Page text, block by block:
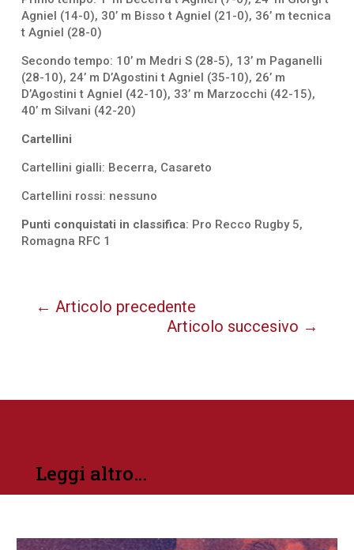
Agniel (14-0), 30’ m Bisso t Agniel (21-0), 36’ m tecnica
t Agniel (28-0)
Secondo tempo: 10’ m Medri S (28-5), 13’ m Paganelli
(28-10), 24’ m D’Agostini t Agniel (35-10), 26’ m
D’Agostini t Agniel (42-10), 33’ m Marzocchi (42-15),
40’ m Silvani (42-20)
Cartellini
Cartellini gialli: Becerra, Casareto
Cartellini rossi: nessuno
Punti conquistati in classifica: Pro Recco Rugby 5,
Romagna RFC 1
← Articolo precedente
Articolo succesivo →
Leggi altro…